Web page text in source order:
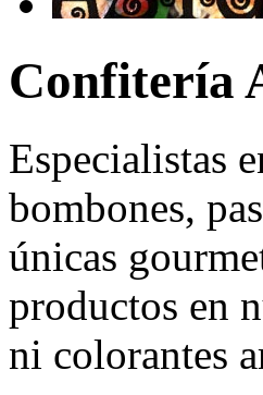
Confitería
Especialistas
bombones,
únicas
productos en
ni colorantes